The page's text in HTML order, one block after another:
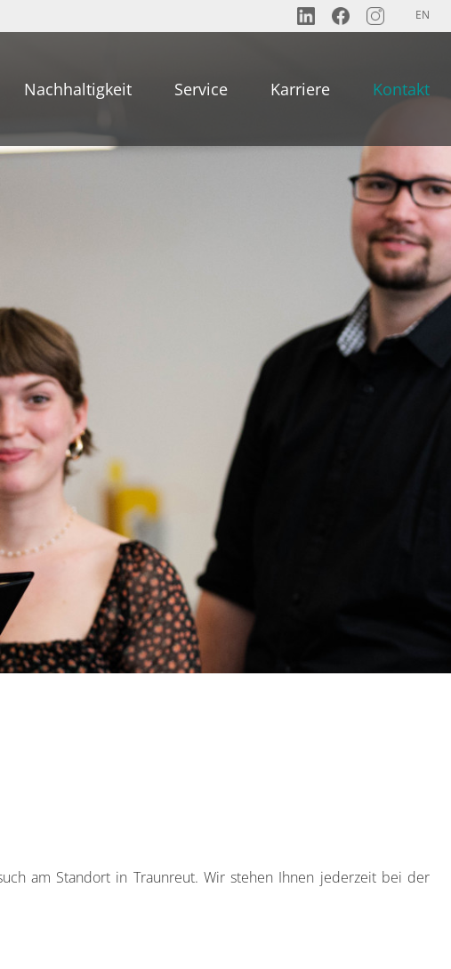
EN
Nachhaltigkeit Service Karriere Kontakt
am Standort in Traunreut. Wir stehen Ihnen jederzeit bei der